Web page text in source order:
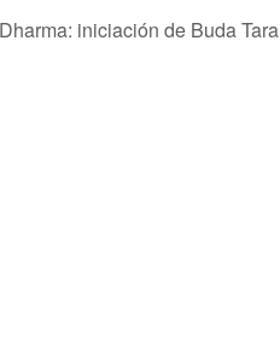
iniciación de Buda Tara